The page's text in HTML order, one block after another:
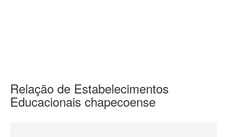
Relação de Estabelecimentos
Educacionais chapecoense